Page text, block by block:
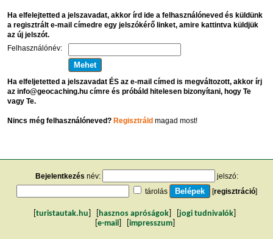
Ha elfelejtetted a jelszavadat, akkor írd ide a felhasználóneved és küldünk
a regisztrált e-mail címedre egy jelszókérő linket, amire kattintva küldjük
az új jelszót.
Felhasználónév:
Ha elfeljetetted a jelszavadat ÉS az e-mail címed is megváltozott, akkor írj
az info@geocaching.hu címre és próbáld hitelesen bizonyítani, hogy Te
vagy Te.
Nincs még felhasználóneved? Regisztráldmagad most!
Bejelentkezés név:
jelszó:
tárolás
[regisztráció]
turistautak.hu hasznos apróságok jogi tudnivalók
e-mail impresszum]